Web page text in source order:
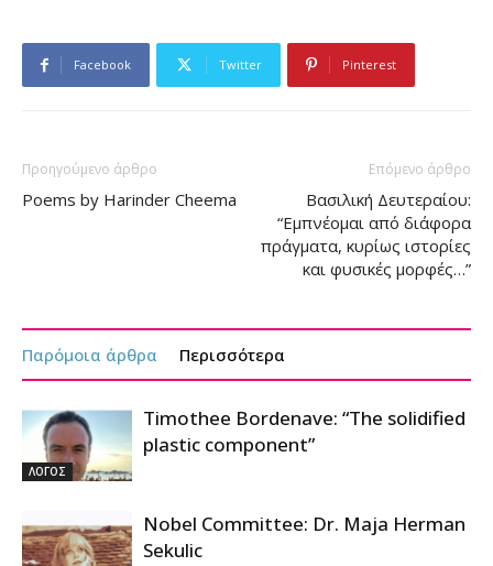
Facebook Twitter Pinterest
Προηγούμενο άρθρο
Poems by Harinder Cheema
Επόμενο άρθρο
Βασιλική Δευτεραίου:
“Εμπνέομαι από διάφορα
πράγματα, κυρίως ιστορίες
και φυσικές μορφές…”
Παρόμοια άρθρα Περισσότερα
ΛΟΓΟΣ
Timothee Bordenave: “The solidified
plastic component”
Nobel Committee: Dr. Maja Herman
Sekulic